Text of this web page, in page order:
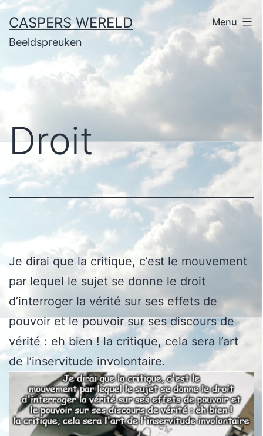
Ga
naar
de
inhoud
CASPERS WERELD
Beeldspreuken
Menu
Droit
Je dirai que la critique, c’est le mouvement
par lequel le sujet se donne le droit
d’interroger la vérité sur ses effets de
pouvoir et le pouvoir sur ses discours de
vérité : eh bien ! la critique, cela sera l’art
de l’inservitude involontaire.